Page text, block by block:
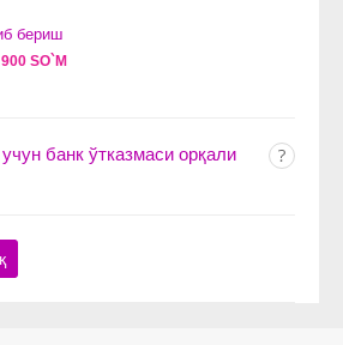
бериш
SO`M
банк ўтказмаси орқали